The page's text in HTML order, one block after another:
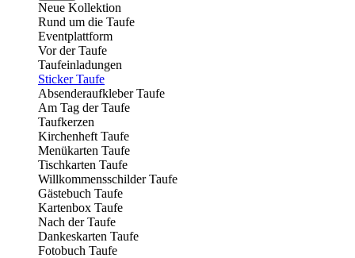
Neue Kollektion
Rund um die Taufe
Eventplattform
Vor der Taufe
Taufeinladungen
Sticker Taufe
Absenderaufkleber Taufe
Am Tag der Taufe
Taufkerzen
Kirchenheft Taufe
Menükarten Taufe
Tischkarten Taufe
Willkommensschilder Taufe
Gästebuch Taufe
Kartenbox Taufe
Nach der Taufe
Dankeskarten Taufe
Fotobuch Taufe